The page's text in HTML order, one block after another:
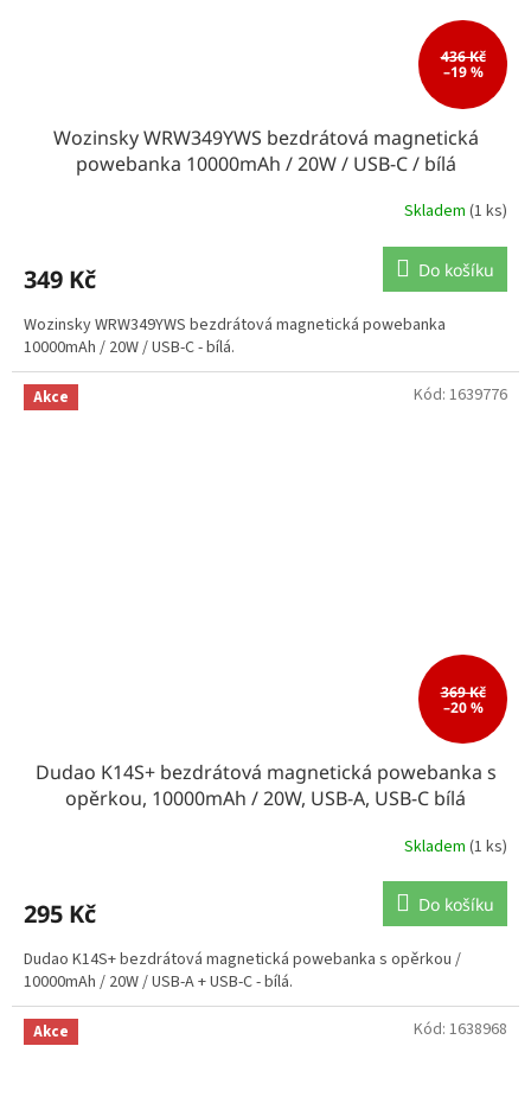
436 Kč
–19 %
Wozinsky WRW349YWS bezdrátová magnetická
powebanka 10000mAh / 20W / USB-C / bílá
Skladem (1 ks)
349 Kč Do košíku
Wozinsky WRW349YWS bezdrátová magnetická powebanka
10000mAh / 20W / USB-C - bílá.
Akce
369 Kč
–20 %
Dudao K14S+ bezdrátová magnetická powebanka s
opěrkou, 10000mAh / 20W, USB-A, USB-C bílá
Skladem (1 ks)
295 Kč Do košíku
Dudao K14S+ bezdrátová magnetická powebanka s opěrkou /
10000mAh / 20W / USB-A + USB-C - bílá.
Kód: 1639776
Akce Kód: 1638968